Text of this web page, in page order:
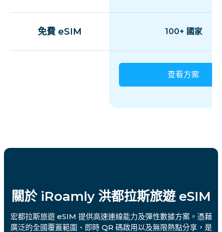
免費 eSIM 100+ 國家
查看方案
關於 iRoamly 洪都拉斯旅遊 eSIM
宏都拉斯旅遊 eSIM 提供高速連線能力及彈性數據方案。憑藉
廣泛的全國覆蓋範圍、即時 QR 碼啟用以及無限熱點分享，是